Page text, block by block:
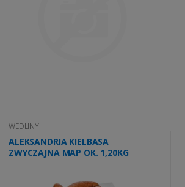
WEDLINY
ALEKSANDRIA KIELBASA
ZWYCZAJNA MAP OK. 1,20KG